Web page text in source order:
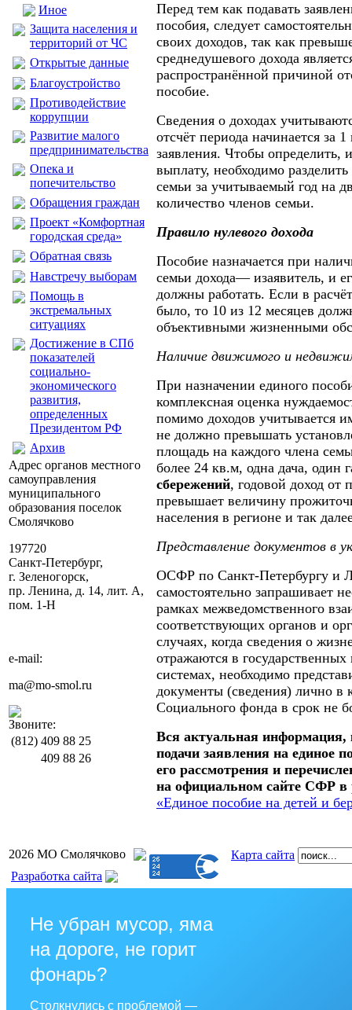
Иное
Защита населения и
территорий от ЧС
Открытые данные
Благоустройство
Противодействие
коррупции
Развитие малого
предпринимательства
Опека и
попечительство
Обращения граждан
Проект «Комфортная
городская среда»
Обратная связь
Навстречу выборам
Помощь в
экстремальных
ситуациях
Достижение в СПб
показателей
социально-
экономического
развития,
определенных
Президентом РФ
Архив
Адрес органов местного
самоуправления
муниципального
образования поселок
Смолячково
197720
Санкт-Петербург,
г. Зеленогорск,
пр. Ленина, д. 14, лит. А,
пом. 1-Н
e-mail:
ma@mo-smol.ru
Звоните:
(812) 409 88 25
409 88 26
Перед тем как подавать
пособия, следует
своих доходов, так как
среднедушевого дохода
распространённой причиной
пособие.
Сведения о доходах
отсчёт периода начинается за
заявления. Чтобы определить,
выплату, необходимо
семьи за учитываемый год на
количество членов семьи.
Правило нулевого дохода
Пособие назначается при
семьи дохода— изаявитель, и
должны работать. Если в
было, то 10 из 12 месяцев
объективными жизненными
Наличие движимого и
При назначении единого
комплексная оценка
помимо доходов учитывается
не должно превышать
площадь на каждого члена
более 24 кв.м, одна дача, один
сбережений, годовой доход от
превышает величину
населения в регионе и так
Представление документов в
ОСФР по Санкт-Петербургу и
самостоятельно запрашивает
рамках межведомственного
соответствующих органов и
случаях, когда сведения о
отражаются в
системах, необходимо
документы (сведения) лично в
Социального фонда в срок не
Вся актуальная информация,
подачи заявления на единое
его рассмотрения и
на официальном сайте СФР в
«Единое пособие на детей и
2026 МО Смолячково
Карта сайта
Разработка сайта
Не убран мусор, яма
на дороге, не горит
фонарь?
Столкнулись с проблемой —